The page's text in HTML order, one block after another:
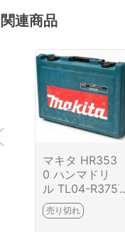
関連商品
マキタ HR353
0 ハンマドリ
ル TL04-R3757
-2I1
売り切れ